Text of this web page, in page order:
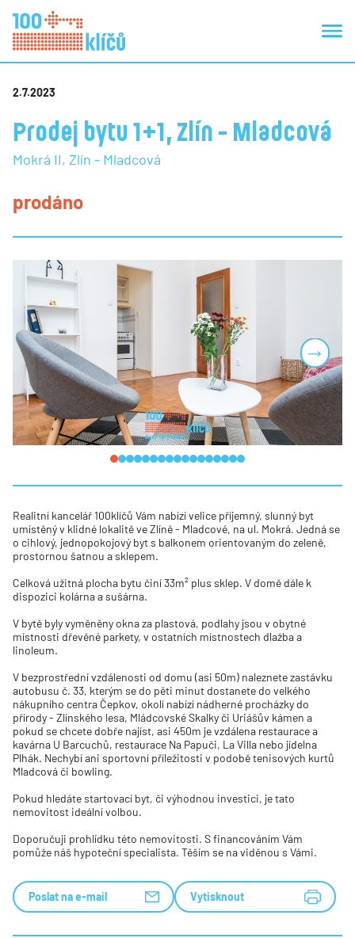
2.7.2023
Prodej bytu 1+1, Zlín - Mladcová
Mokrá II, Zlín - Mladcová
prodáno
Next
Realitní kancelář 100klíčů Vám nabízí velice příjemný, slunný byt
umístěný v klidné lokalitě ve Zlíně - Mladcové, na ul. Mokrá. Jedná se
o cihlový, jednopokojový byt s balkonem orientovaným do zeleně,
prostornou šatnou a sklepem.
Celková užitná plocha bytu činí 33m² plus sklep. V domě dále k
dispozici kolárna a sušárna.
V bytě byly vyměněny okna za plastová, podlahy jsou v obytné
místnosti dřevěné parkety, v ostatních místnostech dlažba a
linoleum.
V bezprostřední vzdálenosti od domu (asi 50m) naleznete zastávku
autobusu č. 33, kterým se do pěti minut dostanete do velkého
nákupního centra Čepkov, okolí nabízí nádherné procházky do
přírody - Zlínského lesa, Mládcovské Skalky či Uriášův kámen a
pokud se chcete dobře najíst, asi 450m je vzdálena restaurace a
kavárna U Barcuchů, restaurace Na Papuči, La Villa nebo jídelna
Plhák. Nechybí ani sportovní příležitosti v podobě tenisových kurtů
Mladcová či bowling.
Pokud hledáte startovací byt, či výhodnou investici, je tato
nemovitost ideální volbou.
Doporučuji prohlídku této nemovitosti. S financováním Vám
pomůže náš hypoteční specialista. Těším se na viděnou s Vámi.
Poslat na e-mail Vytisknout